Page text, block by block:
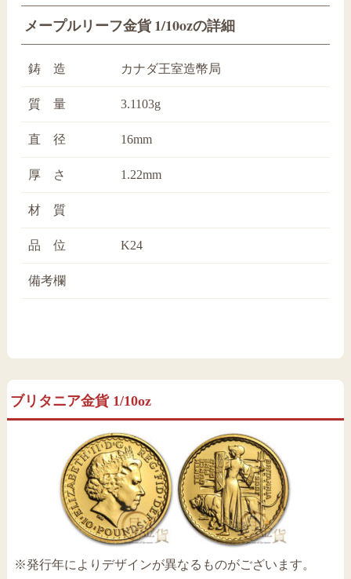
メープルリーフ金貨 1/10ozの詳細
鋳 造 カナダ王室造幣局
質 量 3.1103g
直 径 16mm
厚 さ 1.22mm
材 質
品 位 K24
備考欄
ブリタニア金貨 1/10oz
※発行年によりデザインが異なるものがございます。